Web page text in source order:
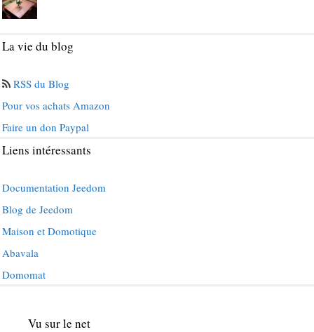
La vie du blog
RSS du Blog
Pour vos achats Amazon
Faire un don Paypal
Liens intéressants
Documentation Jeedom
Blog de Jeedom
Maison et Domotique
Abavala
Domomat
Vu sur le net